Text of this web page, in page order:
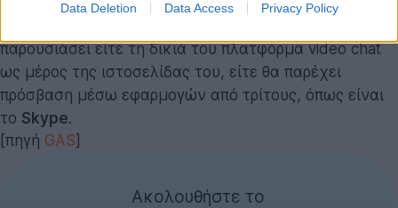
Data Deletion Data Access Privacy Policy
παρουσιάσει είτε τη δικιά του πλατφόρμα video chat
ως μέρος της ιστοσελίδας του, είτε θα παρέχει
πρόσβαση μέσω εφαρμογών από τρίτους, όπως είναι
το Skype.
[πηγή GAS]
Ακολουθήστε το